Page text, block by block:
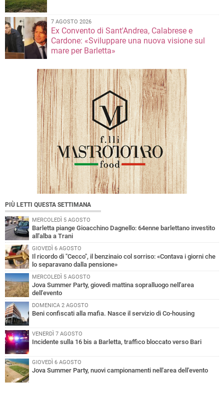
7 AGOSTO 2026
Ex Convento di Sant'Andrea, Calabrese e
Cardone: «Sviluppare una nuova visione sul
mare per Barletta»
PIÙ LETTI QUESTA SETTIMANA
MERCOLEDÌ 5 AGOSTO
Barletta piange Gioacchino Dagnello: 64enne barlettano investito
all'alba a Trani
GIOVEDÌ 6 AGOSTO
Il ricordo di "Cecco", il benzinaio col sorriso: «Contava i giorni che
lo separavano dalla pensione»
MERCOLEDÌ 5 AGOSTO
Jova Summer Party, giovedì mattina sopralluogo nell'area
dell'evento
DOMENICA 2 AGOSTO
Beni confiscati alla mafia. Nasce il servizio di Co-housing
VENERDÌ 7 AGOSTO
Incidente sulla 16 bis a Barletta, traffico bloccato verso Bari
GIOVEDÌ 6 AGOSTO
Jova Summer Party, nuovi campionamenti nell'area dell'evento